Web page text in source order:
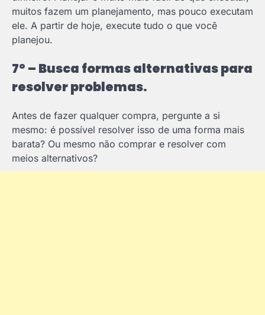
muitos fazem um planejamento, mas pouco executam
ele. A partir de hoje, execute tudo o que você
planejou.
7º – Busca formas alternativas para
resolver problemas.
Antes de fazer qualquer compra, pergunte a si
mesmo: é possível resolver isso de uma forma mais
barata? Ou mesmo não comprar e resolver com
meios alternativos?